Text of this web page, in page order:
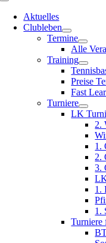
Toggle
NavigationAktuelles
Clubleben
Termine
Alle
Training
Preise
Fast
Turniere
LK
2.
1.
2.
3.
1.
1.